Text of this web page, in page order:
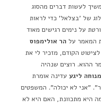
לעשות דברים מהסוג
של 'בצלאל' כדי לראות
על נימים רגישים מאוד
המאמר על הר אולימפוס
הקודם, מזכיר לי את
ההוא. רוצים שנהיה
ליגע עדינה אומרת
"אני לא יכולה". המשפטים
היא מתכוונת, האם היא לא